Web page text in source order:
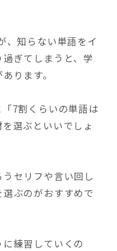
、知らない単語をイ
ぎてしまうと、学
ります。
7割くらいの単語は
選ぶといいでしょ
セリフや言い回し
ぶのがおすすめで
練習していくの